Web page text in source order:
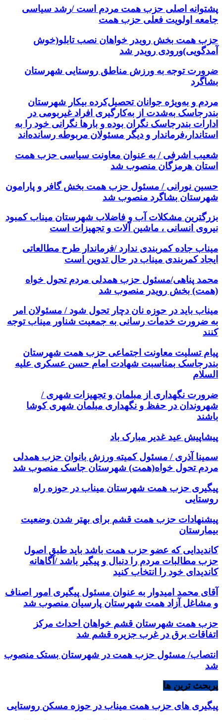
پشتوانه اصلی حزب همت مردم است /رشد سیاسی
جامعه اولویت فعلی حزب همت
حزب همت بخش رویدر خواهان نصب تابلو(خوش
آمدگویی)ورودی رویدر شد
ضرورت توجه به ورزش مناطق روستایی شهرستان
بشاگرد
مردم و به‌ویژه جوانان تحصیل‌کرده بیکار شهرستان
بندرجاسک به‌شدت از به‌کارگیری افراد غیربومی در
ادارات بندرجاسک نگران بوده و بارها نگرانی خود را به
استاندار،فرماندار و دیگر مسئولان مربوطه رسانده‌اند
شعیب اشرفی / به عنوان معاونت سیاسی حزب همت
استان هرمزگان منصوب شد
حسین نورانی / مسئول حزب همت بخش گافر و پارامون
شهرستان بشاگرد منصوب شد
بزرگترین مشکلات آب و فاضلاب شهرستان میناب کمبود
نیروی انسانی ، ماشین آلات و تجهیزات است
میناب جاده کمربندی ندارد /فرماندار طرح مطالعاتی
ایجاد کمربندی میناب در حال تدوین است
محمد پناهی/مسئول حزب همدلی مردم تحول خواه
(همت) بخش رویدر منصوب شد
میناب باید در حوزه نان دچار تحول شود / مسئولان امر
به ضرورت خدمات رسانی به جمعیت شناور میناب توجه
کنند
پیام تسلیت معاونت اجتماعی حزب همت شهرستان
بندرجاسک بمناسبت شهادت امام حسن عسکری علیه
السلام
ضرورت نگهداری از مبلمان و تجهیزات شهری /
شهروندان در حفظ و نگهداری مبلمان شهری کوشا
باشند
پیشاپیش عید غدیر مبارک باد
سمینا آذری / مسئول کمیته ورزش بانوان حزب همدلی
مردم تحول خواه(همت) شهرستان جاسک منصوب شد
پیگیری حزب همت شهرستان میناب در حوزه راه
روستایی
پیشنهادات حزب همت قشم برای بهتر شدن وضعیت
بیمارستان
کاندیدایی که عضو حزب همت باشد باید طبق اصول
حزب مطالبات مردم را دنبال و پیگیر باشد /آگاهانه
کاندیدای خود را انتخاب کنید
آقای محمد امیدوار به عنوان مسئول پیگیری امور اصناف
و مشاغل آزاد همت شهرستان پارسیان منصوب شد
حزب همت شهرستان قشم خواهان احداث مرکز
اتفاقات برق در غرب جزیره قشم شد
انتصاب/ مسئول حزب همت در شهرستان بستک منصوب
شد
پربحث ترین ها
پیگیری های حزب همت میناب در حوزه مسکن روستایی